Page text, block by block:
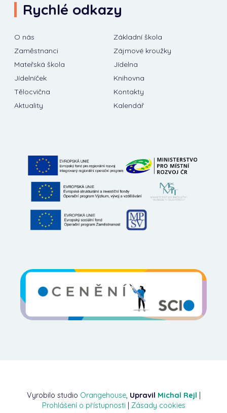
Rychlé odkazy
O nás
Základní škola
Zaměstnanci
Zájmové kroužky
Mateřská škola
Jídelna
Jídelníček
Knihovna
Tělocvična
Kontakty
Aktuality
Kalendář
Vyrobilo studio Orangehouse, Upravil Michal Rejl
Prohlášení o přístupnosti
Zásady cookies